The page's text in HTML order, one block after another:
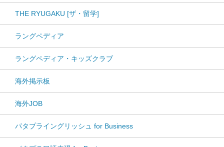
THE RYUGAKU [ザ・留学]
ラングペディア
ラングペディア・キッズクラブ
海外掲示板
海外JOB
パタプライングリッシュ for Business